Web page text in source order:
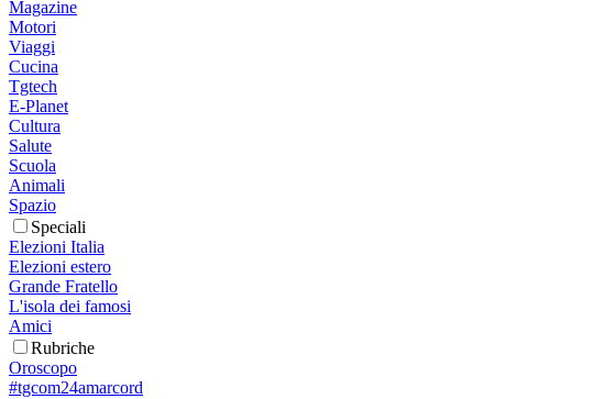
Magazine
Motori
Viaggi
Cucina
Tgtech
E-Planet
Cultura
Salute
Scuola
Animali
Spazio
Speciali
Elezioni Italia
Elezioni estero
Grande Fratello
L'isola dei famosi
Amici
Rubriche
Oroscopo
#tgcom24amarcord